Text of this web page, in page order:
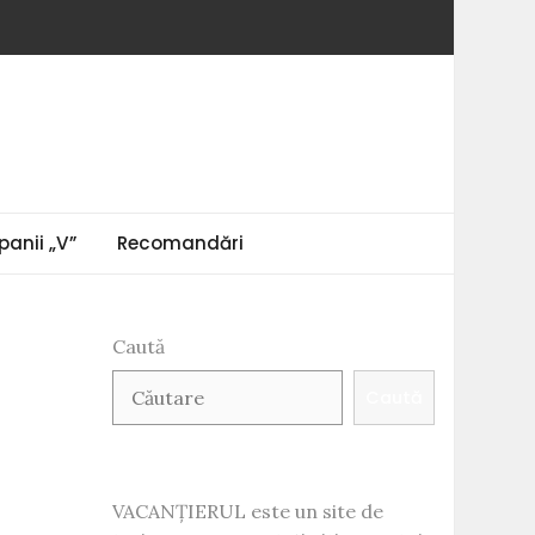
„V” Recomandări
Caută
VACANȚIERUL este un site de